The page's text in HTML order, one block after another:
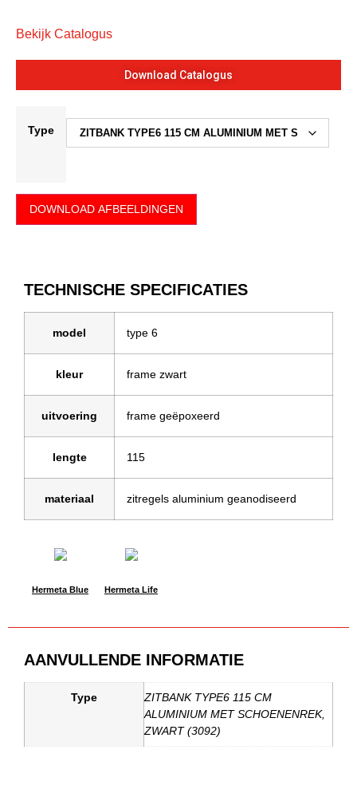
Bekijk Catalogus
Download Catalogus
Type
DOWNLOAD AFBEELDINGEN
TECHNISCHE SPECIFICATIES
model type 6
kleur frame zwart
uitvoering frame geëpoxeerd
lengte 115
materiaal zitregels aluminium geanodiseerd
Hermeta Blue Hermeta Life
AANVULLENDE INFORMATIE
Type
ZITBANK TYPE6 115 CM
ALUMINIUM MET SCHOENENREK,
ZWART (3092)